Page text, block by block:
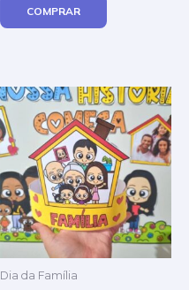
COMPRAR
Dia da Família